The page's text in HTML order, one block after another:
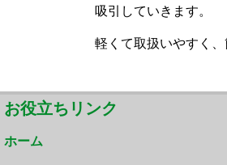
吸引していきます。
軽くて取扱いやすく、
お役立ちリンク
ホーム